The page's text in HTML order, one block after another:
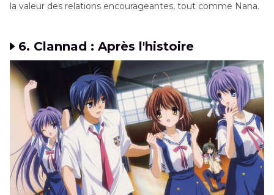
la valeur des relations encourageantes, tout comme Nana.
6. Clannad : Après l'histoire